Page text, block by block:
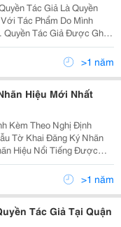
Tác Giả Là Quyền
Tác Phẩm Do Mình
Quyền Tác Giả Được Ghi
Học, Nghệ Thuật, Khoa
Phẩm Âm Nhạc, Tác>1 năm
Hiệu Mới Nhất
Kèm Theo Nghị Định
Tờ Khai Đăng Ký Nhãn
Cứ Điều 75
Sửa Đổi Bởi Khoản...
>1 năm
Tác Giả Tại Quận